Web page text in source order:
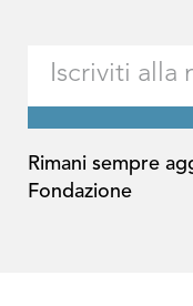
Rimani sempre
Fondazione